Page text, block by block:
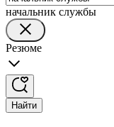
начальник службы
Резюме
Найти